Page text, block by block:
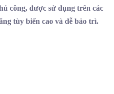
công, được sử dụng trên các
tùy biến cao và dễ bảo trì.